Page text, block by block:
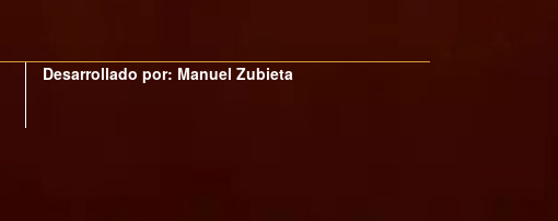
Desarrollado por: Manuel Zubieta